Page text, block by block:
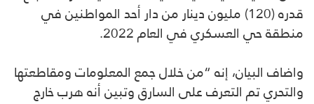
قدره (120) مليون دينار من دار أحد المواطنين في
منطقة حي العسكري في العام 2022.
واضاف البيان، إنه “من خلال جمع المعلومات ومقاطعتها
والتحري تم التعرف على السارق وتبين أنه هرب خارج